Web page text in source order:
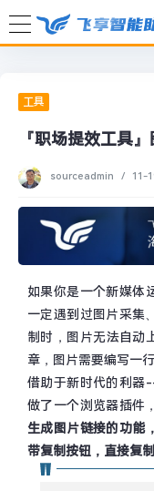
工具
『职场提效工具
sourceadmin / 11-
如果你是一个新媒体
一定遇到过图片采集
制时，图片无法自动
章，图片需要编写一
借助于新时代的利器
做了一个浏览器插件，
生成图片链接的功能
带复制按钮，直接复